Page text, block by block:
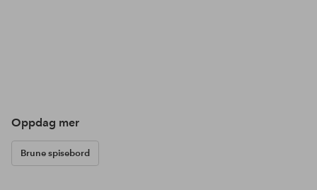
Oppdag mer
Brune spisebord